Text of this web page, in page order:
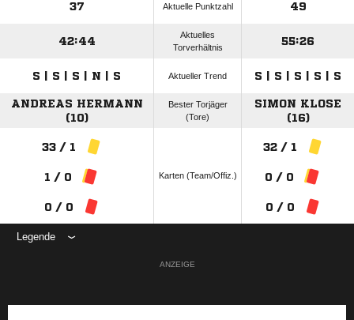
37 Aktuelle Punktzahl 49
42:44
Aktuelles
Torverhältnis
55:26
S | S | S | N | S Aktueller Trend S | S | S | S | S
ANDREAS HERMANN
(10)
Bester Torjäger
(Tore)
SIMON KLOSE
(16)
33 / 1
1 / 0
0 / 0
Karten (Team/Offiz.)
32 / 1
0 / 0
0 / 0
Legende
ANZEIGE